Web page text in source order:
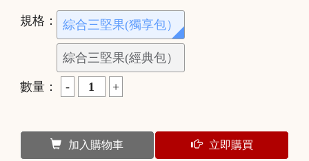
規格： 綜合三堅果(獨享包）
綜合三堅果(經典包）
數量：
加入購物車 立即購買